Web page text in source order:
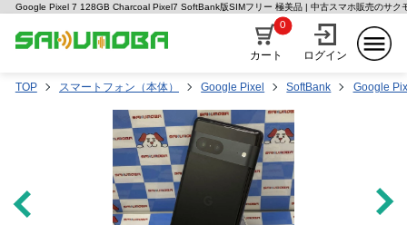
Google Pixel 7 128GB Charcoal Pixel7 SoftBank版SIMフリー 極美品 | 中古スマホ販売のサク
カート
0
ログイン
TOP スマートフォン（本体） Google Pixel SoftBank Google